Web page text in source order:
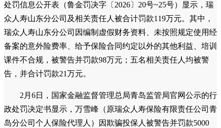
处罚信息公开表（鲁金罚决字〔2026〕20号~25号）显示，瑞
众人寿山东分公司及相关责任人被合计罚款119万元。其中，
瑞众人寿山东分公司因编制虚假财务资料、未按照规定使用经
备案的意外险费率、给予保险合同约定以外的其他利益、培训
课件不合规，被警告并罚款98万元；五名相关责任人均被警
告，并合计罚款21万元。
2月6日，国家金融监督管理总局青岛监管局官网公示的行
政处罚决定书显示，万雪峰（原瑞众人寿保险有限责任公司青
岛分公司个人保险代理人）因欺骗投保人被警告并罚款5000